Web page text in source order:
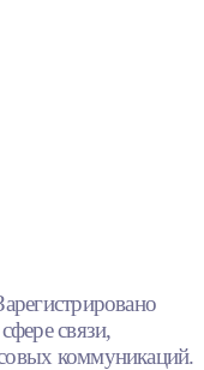
связи,
коммуникаций.